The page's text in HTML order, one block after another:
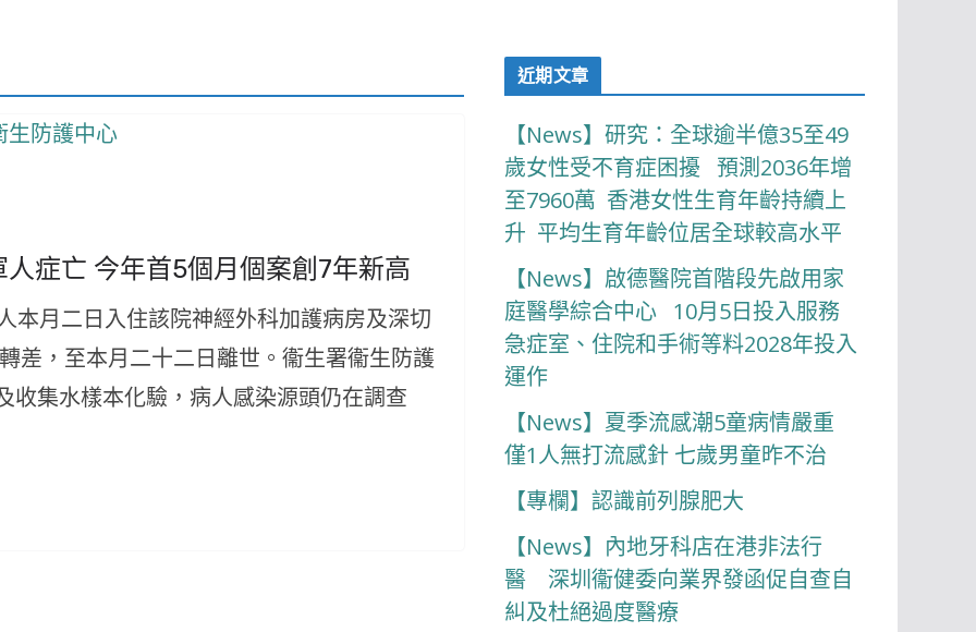
症亡 今年首5個月個案創7年新高
本月二日入住該院神經外科加護病房及深切
差，至本月二十二日離世。衞生署衞生防護
收集水樣本化驗，病人感染源頭仍在調查
近期文章
【News】研究：全球逾半億35至49
歲女性受不育症困擾 預測2036年增
至7960萬 香港女性生育年齡持續上
升 平均生育年齡位居全球較高水平
【News】啟德醫院首階段先啟用家
庭醫學綜合中心 10月5日投入服務
急症室、住院和手術等料2028年投入
運作
【News】夏季流感潮5童病情嚴重
僅1人無打流感針 七歲男童昨不治
【專欄】認識前列腺肥大
【News】內地牙科店在港非法行
醫 深圳衞健委向業界發函促自查自
糾及杜絕過度醫療